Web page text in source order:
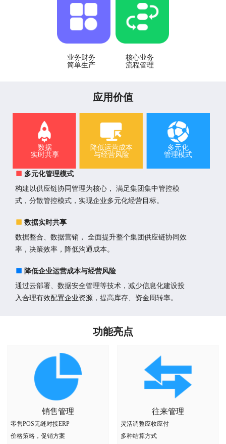
业务财务
简单生产
核心业务
流程管理
应用价值
数据
实时共享
降低运营成本
与经营风险
多元化
管理模式
多元化管理模式
构建以供应链协同管理为核心， 满足集团集中管控模
式，分散管控模式，实现企业多元化经营目标。
数据实时共享
数据整合、数据营销， 全面提升整个集团供应链协同效
率，决策效率，降低沟通成本。
降低企业运营成本与经营风险
通过云部署、数据安全管理等技术，减少信息化建设投
入合理有效配置企业资源，提高库存、资金周转率。
功能亮点
销售管理
零售POS无缝对接ERP
价格策略，促销方案
往来管理
灵活调整应收应付
多种结算方式